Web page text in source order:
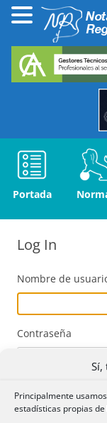
Sí,
Principalmente
estadísticas propias de
Portada
Log In
Nombre de
Contraseña